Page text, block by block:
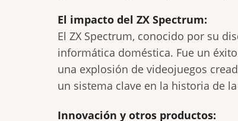
El impacto del ZX Spectrum:
El ZX Spectrum, conocido por su
informática doméstica. Fue un
una explosión de videojuegos
un sistema clave en la historia de
Innovación y otros productos: